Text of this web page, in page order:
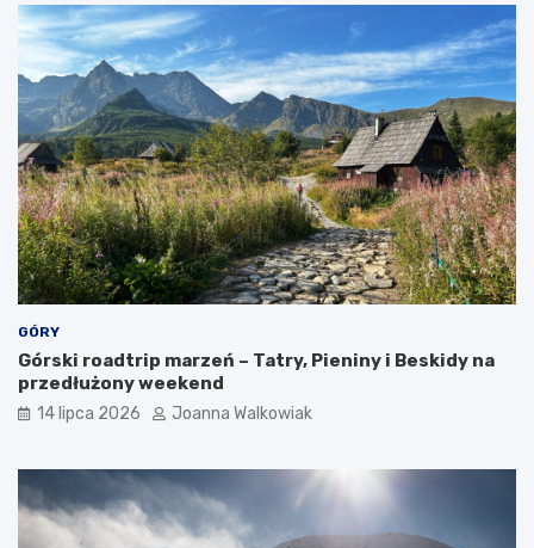
r
a
c
j
GÓRY
Górski roadtrip marzeń – Tatry, Pieniny i Beskidy na
przedłużony weekend
14 lipca 2026 Joanna Walkowiak